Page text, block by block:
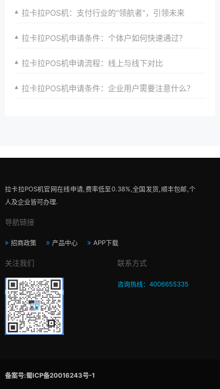
拉卡拉POS机：支付行业的“领航者”，引领未来
拉卡拉POS机申请条件：个体户如何快速通过？
拉卡拉POS机申请流程：线上与线下对比
拉卡拉POS机申请条件：企业用户需要注意什么？
拉卡拉POS机官网在线申请,费率低至0.38%,全国发货,顺丰包邮,个
人及企业皆可办理.
导航链接
招商政策 产品中心 APP下载
关注我们 联系方式
咨询热线：4006655335
备案号:蜀ICP备20016243号-1